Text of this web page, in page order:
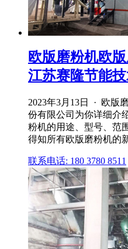
欧版磨粉机欧
江苏赛隆节能
2023年3月13日 · 欧版
份有限公司为你详细介
粉机的用途、型号、范
得知所有欧版磨粉机的
联系电话: 180 3780 8511